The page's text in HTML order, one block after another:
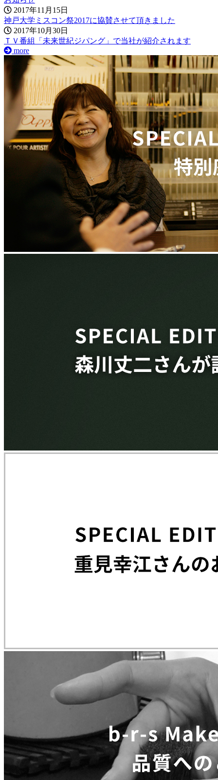
2017年11月15日
神戸大学ミスコン祭2017に協賛させて頂きました
2017年10月30日
ＴＶ番組「未来世紀ジパング」で当社が紹介されます
more